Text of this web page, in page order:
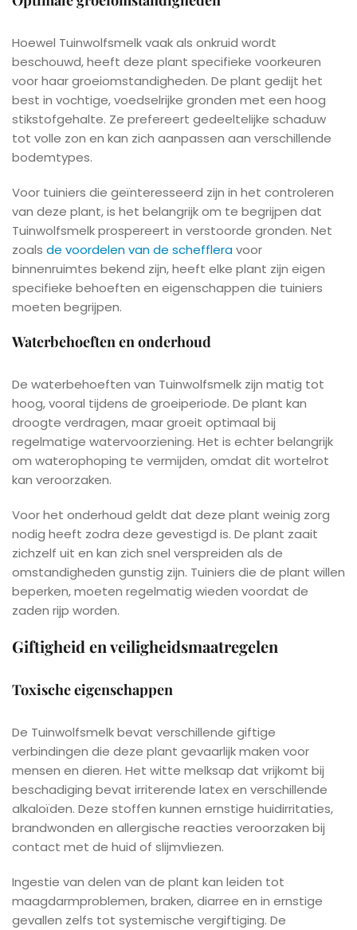
Hoewel Tuinwolfsmelk vaak als onkruid wordt
beschouwd, heeft deze plant specifieke voorkeuren
voor haar groeiomstandigheden. De plant gedijt het
best in vochtige, voedselrijke gronden met een hoog
stikstofgehalte. Ze prefereert gedeeltelijke schaduw
tot volle zon en kan zich aanpassen aan verschillende
bodemtypes.
Voor tuiniers die geïnteresseerd zijn in het controleren
van deze plant, is het belangrijk om te begrijpen dat
Tuinwolfsmelk prospereert in verstoorde gronden. Net
zoals de voordelen van de scheffleravoor
binnenruimtes bekend zijn, heeft elke plant zijn eigen
specifieke behoeften en eigenschappen die tuiniers
moeten begrijpen.
Waterbehoeften en onderhoud
De waterbehoeften van Tuinwolfsmelk zijn matig tot
hoog, vooral tijdens de groeiperiode. De plant kan
droogte verdragen, maar groeit optimaal bij
regelmatige watervoorziening. Het is echter belangrijk
om waterophoping te vermijden, omdat dit wortelrot
kan veroorzaken.
Voor het onderhoud geldt dat deze plant weinig zorg
nodig heeft zodra deze gevestigd is. De plant zaait
zichzelf uit en kan zich snel verspreiden als de
omstandigheden gunstig zijn. Tuiniers die de plant willen
beperken, moeten regelmatig wieden voordat de
zaden rijp worden.
Giftigheid en veiligheidsmaatregelen
Toxische eigenschappen
De Tuinwolfsmelk bevat verschillende giftige
verbindingen die deze plant gevaarlijk maken voor
mensen en dieren. Het witte melksap dat vrijkomt bij
beschadiging bevat irriterende latex en verschillende
alkaloïden. Deze stoffen kunnen ernstige huidirritaties,
brandwonden en allergische reacties veroorzaken bij
contact met de huid of slijmvliezen.
Ingestie van delen van de plant kan leiden tot
maagdarmproblemen, braken, diarree en in ernstige
gevallen zelfs tot systemische vergiftiging. De